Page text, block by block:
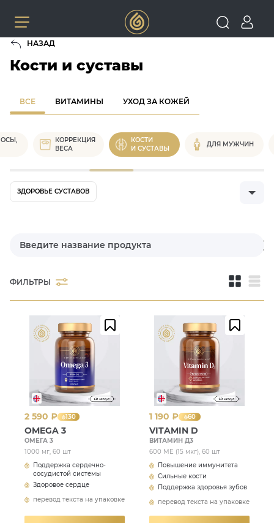
НАЗАД
Кости и суставы
ВСЕ ВИТАМИНЫ УХОД ЗА КОЖЕЙ
КОРРЕКЦИЯ
ВЕСА
КОСТИ
И СУСТАВЫ
ДЛЯ МУЖЧИН
ЗДОРОВЬЕ СУСТАВОВ
КРЕПКОСТЬ И ЭЛАСТИЧНОСТЬ СВЯЗОК
ФИЛЬТРЫ
2 590 ₽ 130
OMEGA 3
ОМЕГА 3
1000 мг, 60 шт
Поддержка сердечно-
сосудистой системы
Здоровое сердце
перевод текста на упаковке
1 190 ₽ 60
VITAMIN D
ВИТАМИН Д3
600 МЕ (15 мкг), 60 шт
Повышение иммунитета
Сильные кости
Поддержка здоровья зубов
перевод текста на упаковке